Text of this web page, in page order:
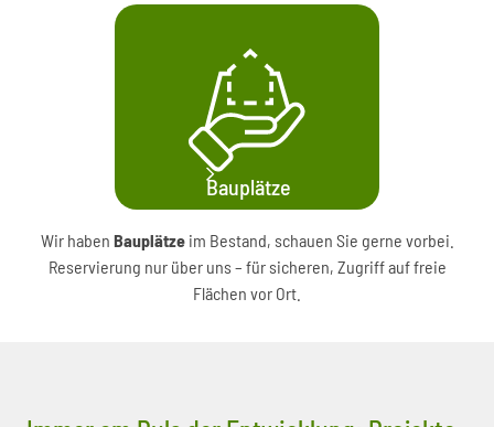
Bauplätze
Wir haben Bauplätzeim Bestand, schauen Sie gerne vorbei.
Reservierung nur über uns – für sicheren, Zugriff auf freie
Flächen vor Ort.